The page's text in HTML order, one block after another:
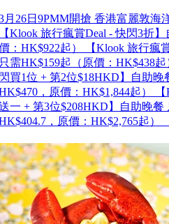
月26日9PMM開搶 香港富麗敦海
Klook 旅行瘋賞Deal - 快閃3折
：HK$922起） 【Klook 旅行瘋
需HK$159起（原價：HK$438
買1位 + 第2位$18HKD】自助晚
，原價：HK$1,844起）
一 + 第3位$208HKD】自助晚餐
，原價：HK$2,765起）